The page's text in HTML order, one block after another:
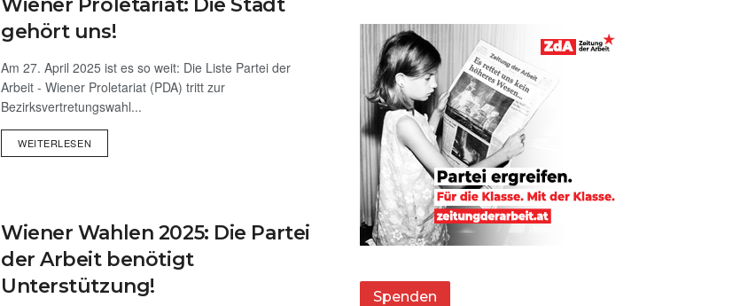
Wiener Proletariat: Die Stadt
gehört uns!
Am 27. April 2025 ist es so weit: Die Liste Partei der
Arbeit - Wiener Proletariat (PDA) tritt zur
Bezirksvertretungswahl...
WEITERLESEN
Wiener Wahlen 2025: Die Partei
der Arbeit benötigt
Unterstützung!
Spenden